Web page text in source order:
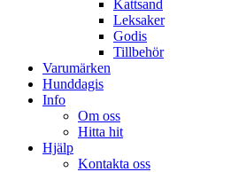
Kattsand
Leksaker
Godis
Tillbehör
Varumärken
Hunddagis
Info
Om oss
Hitta hit
Hjälp
Kontakta oss